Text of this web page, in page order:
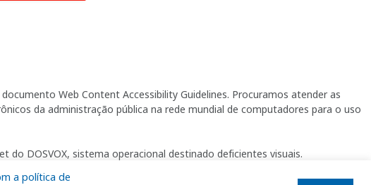
a política de
Web Content Accessibility Guidelines. Procuramos atender as
da administração pública na rede mundial de computadores para o uso
DOSVOX, sistema operacional destinado deficientes visuais.